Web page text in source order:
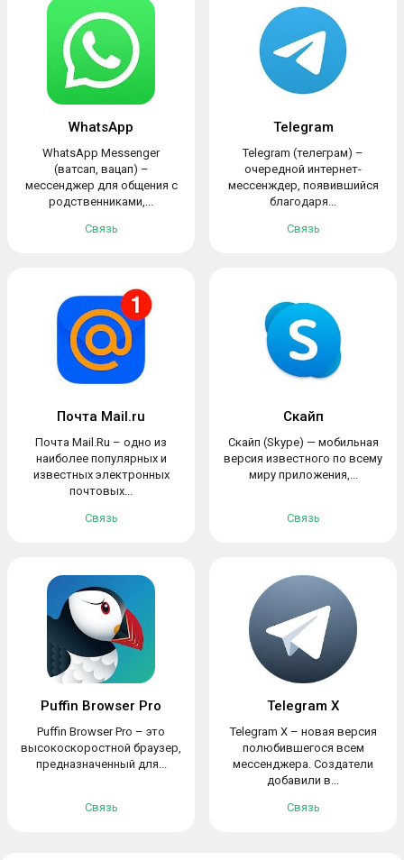
WhatsApp
WhatsApp Messenger
(ватсап, вацап) –
мессенджер для общения с
родственниками,...
Связь
Telegram
Telegram (телеграм) –
очередной интернет-
мессенждер, появившийся
благодаря...
Связь
Почта Mail.ru
Почта Mail.Ru – одно из
наиболее популярных и
известных электронных
почтовых...
Связь
Скайп
Скайп (Skype) — мобильная
версия известного по всему
миру приложения,...
Связь
Puffin Browser Pro
Puffin Browser Pro – это
высокоскоростной браузер,
предназначенный для...
Связь
Telegram X
Telegram X – новая версия
полюбившегося всем
мессенджера. Создатели
добавили в...
Связь